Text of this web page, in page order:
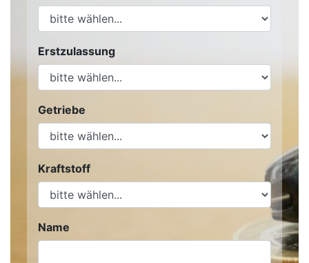
Erstzulassung
Getriebe
Kraftstoff
Name